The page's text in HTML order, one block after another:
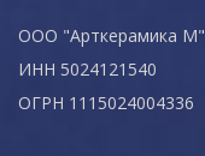
ООО "Арткерамика М"
ИНН 5024121540
ОГРН 1115024004336